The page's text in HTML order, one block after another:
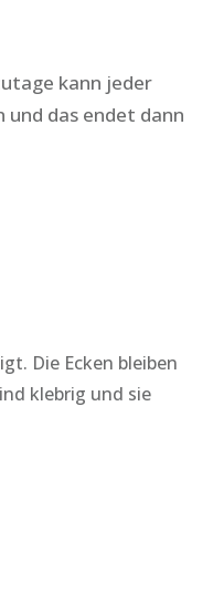
kann jeder
und das endet dann
Die Ecken bleiben
klebrig und sie